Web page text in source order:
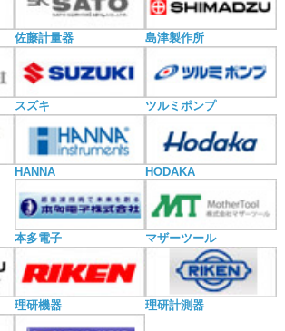
佐藤計量器 島津製作所
スズキ ツルミポンプ
HANNA HODAKA
本多電子 マザーツール
理研機器 理研計測器